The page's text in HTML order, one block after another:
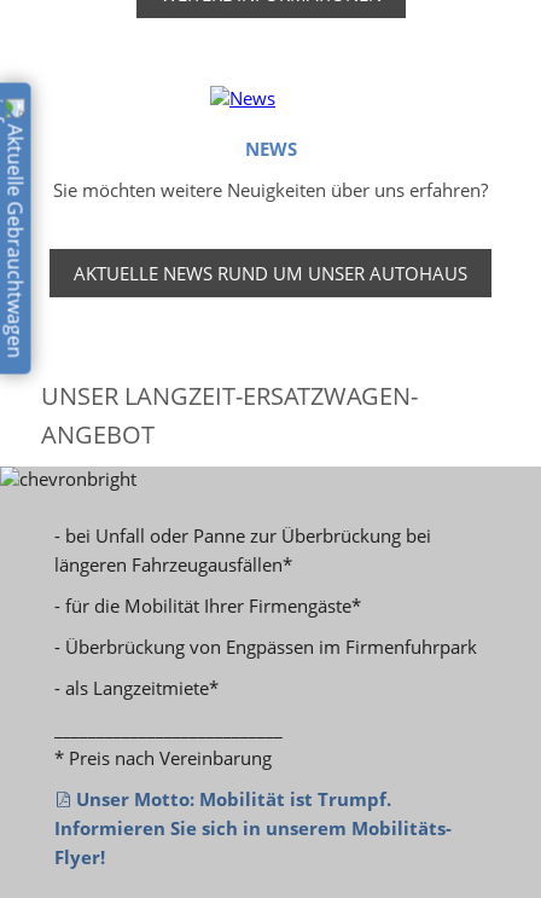
Aktuelle Gebrauchtwagen
NEWS
Sie möchten weitere Neuigkeiten über uns erfahren?
AKTUELLE NEWS RUND UM UNSER AUTOHAUS
UNSER LANGZEIT-ERSATZWAGEN-
ANGEBOT
- bei Unfall oder Panne zur Überbrückung bei
längeren Fahrzeugausfällen*
- für die Mobilität Ihrer Firmengäste*
- Überbrückung von Engpässen im Firmenfuhrpark
- als Langzeitmiete*
* Preis nach Vereinbarung
Unser Motto: Mobilität ist Trumpf.
Informieren Sie sich in unserem Mobilitäts-
Flyer!